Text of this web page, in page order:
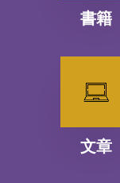
書籍
文章